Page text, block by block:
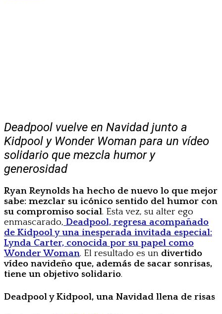
Deadpool vuelve en Navidad junto a
Kidpool y Wonder Woman para un vídeo
solidario que mezcla humor y
generosidad
Ryan Reynolds ha hecho de nuevo lo que mejor
sabe: mezclar su icónico sentido del humor con
su compromiso social. Esta vez, su alter ego
enmascarado, Deadpool, regresa acompañado
de Kidpool y una inesperada invitada especial:
Lynda Carter, conocida por su papel como
Wonder Woman. El resultado es un divertido
vídeo navideño que, además de sacar sonrisas,
tiene un objetivo solidario.
Deadpool y Kidpool, una Navidad llena de risas